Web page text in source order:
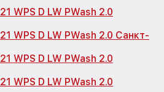
WPS D LW PWash 2.0
WPS D LW PWash 2.0 Санкт-
WPS D LW PWash 2.0
WPS D LW PWash 2.0